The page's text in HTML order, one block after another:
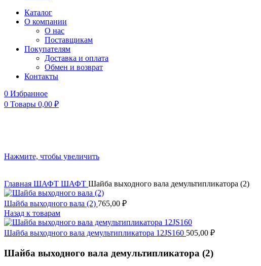
Каталог
О компании
О нас
Поставщикам
Покупателям
Доставка и оплата
Обмен и возврат
Контакты
0 Избранное
0 Товары 0,00 ₽
Нажмите, чтобы увеличить
Главная ШАФТ ШАФТ Шайба выходного вала демультипликатора (2)
Шайба выходного вала (2) 765,00 ₽
Назад к товарам
Шайба выходного вала демультипликатора 12JS160 505,00 ₽
Шайба выходного вала демультипликатора (2)